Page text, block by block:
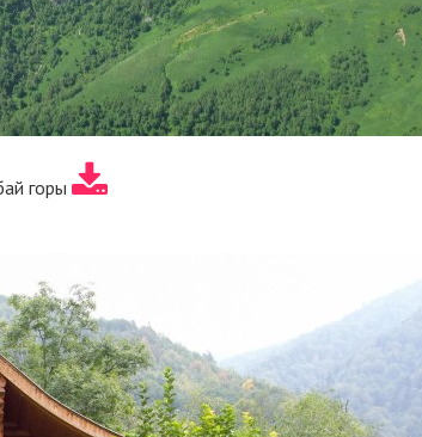
горы